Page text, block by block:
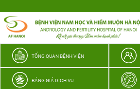
thương
TỔNG QUAN BỆNH VIỆN
BẢNG GIÁ DỊCH VỤ